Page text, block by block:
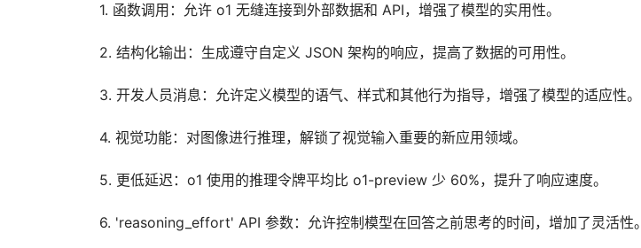
1. 函数调用：允许 o1 无缝连接到外部数据和 API，增强了模型的实用性。
2. 结构化输出：生成遵守自定义 JSON 架构的响应，提高了数据的可用性。
3. 开发人员消息：允许定义模型的语气、样式和其他行为指导，增强了模型的适应性。
4. 视觉功能：对图像进行推理，解锁了视觉输入重要的新应用领域。
5. 更低延迟：o1 使用的推理令牌平均比 o1-preview 少 60%，提升了响应速度。
6. 'reasoning_effort' API 参数：允许控制模型在回答之前思考的时间，增加了灵活性。